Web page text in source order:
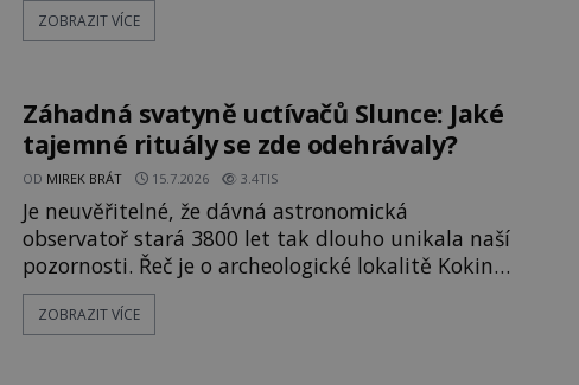
mohli mrtví potřebovat magii? V roce 2023
nově odkryté nekropoli v oblasti Tuna al-Geb
ZOBRAZIT VÍCE
Záhadná svatyně uctívačů Slunce: Jaké
tajemné rituály se zde odehrávaly?
OD MIREK BRÁT 15.7.2026 3.4TIS
Je neuvěřitelné, že dávná astronomická
observatoř stará 3800 let tak dlouho unikala naší
pozornosti. Řeč je o archeologické lokalitě Kokino
v Severní Makedonii. Nešlo ale jen o místo
pozorování dějů na obloze. Byl to zároveň
ZOBRAZIT VÍCE